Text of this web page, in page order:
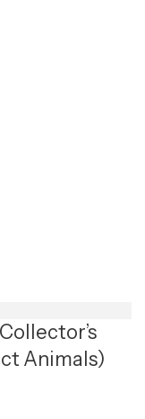
Animals)